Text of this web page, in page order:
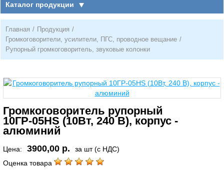
Каталог продукции
Главная / Продукция /
Громкоговорители, усилители, ПГС, проводное вещание /
Рупорный громкоговоритель, звуковые колонки
Громкоговоритель рупорный
10ГР-05HS (10Вт, 240 В), корпус -
алюминий
Цена: 3900,00 р.
за шт (с НДС)
Оценка товара